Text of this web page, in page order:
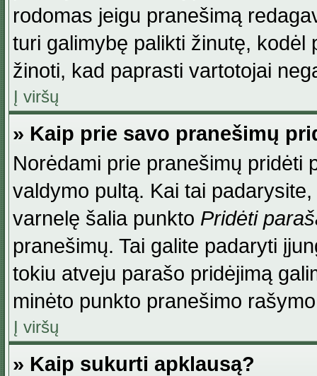
rodomas jeigu pranešimą
turi galimybę palikti žinutę, kodėl
žinoti, kad paprasti vartotojai
Į viršų
» Kaip prie savo pranešimų
Norėdami prie pranešimų pridėti
valdymo pultą. Kai tai
varnelę šalia punkto Pridėti
pranešimų. Tai galite padaryti
tokiu atveju parašo pridėjimą
minėto punkto pranešimo
Į viršų
» Kaip sukurti apklausą?